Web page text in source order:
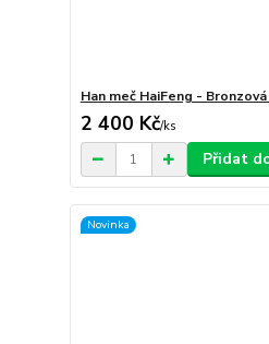
Han meč HaiFeng -
2 400 Kč/ks
Přidat
Novinka